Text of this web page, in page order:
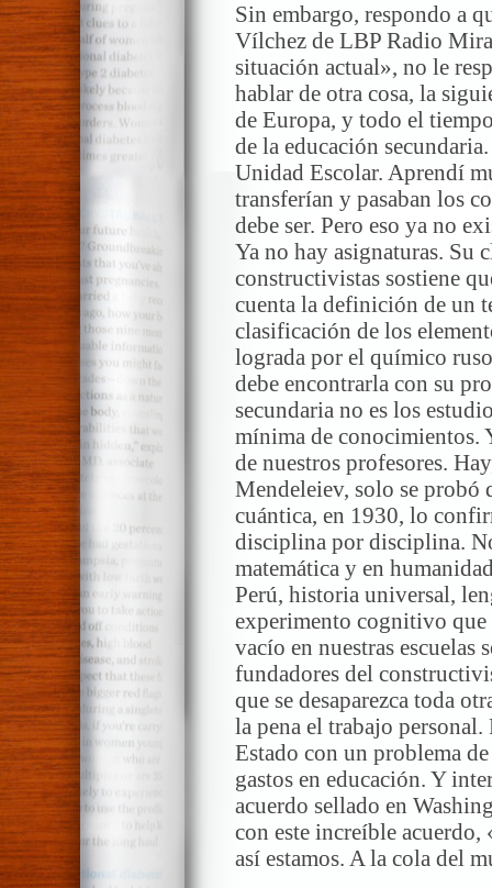
Sin embargo, respondo a
Vílchez de LBP Radio
situación actual», no le
hablar de otra cosa, la
de Europa, y todo el
de la educación
Unidad Escolar. Aprendí
transferían y pasaban los
debe ser. Pero eso ya no
Ya no hay asignaturas. Su
constructivistas sostiene
cuenta la definición de un
clasificación de los
lograda por el químico
debe encontrarla con su
secundaria no es los
mínima de conocimientos.
de nuestros profesores.
Mendeleiev, solo se probó
cuántica, en 1930, lo
disciplina por disciplina.
matemática y en
Perú, historia universal,
experimento cognitivo que
vacío en nuestras escuelas
fundadores del
que se desaparezca toda
la pena el trabajo personal.
Estado con un problema
gastos en educación. Y
acuerdo sellado en
con este increíble acuerdo,
así estamos. A la cola del